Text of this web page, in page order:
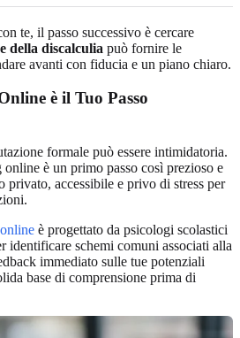
te, il passo successivo è cercare
della discalculia può fornire le
avanti con fiducia e un piano chiaro.
è il Tuo Passo
formale può essere intimidatoria.
è un primo passo così prezioso e
privato, accessibile e privo di stress per
è progettato da psicologi scolastici
identificare schemi comuni associati alla
immediato sulle tue potenziali
base di comprensione prima di